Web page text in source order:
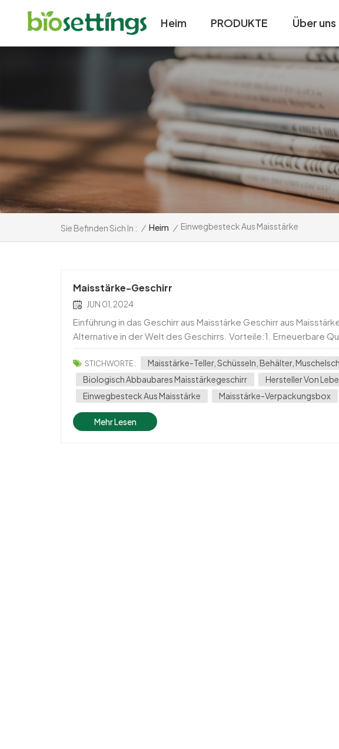
Heim PRODUKTE Über uns
Sie Befinden Sich In : / Heim / Einwegbesteck Aus Maisstärke
Maisstärke-Geschirr
JUN 01, 2024
Einführung in das Geschirr aus Maisstärke Geschirr aus
Alternative in der Welt des Geschirrs. Vorteile:1. Erneuerbare
vorhandenen und erneuerbaren landwirtschaftlichen
STICHWORTE :
Maisstärke-Teller, Schüsseln, Behälter,
Biologisch Abbaubares Maisstärkegeschirr
Hersteller Von
Einwegbesteck Aus Maisstärke
Maisstärke-Verpackungsbox
Mehr Lesen